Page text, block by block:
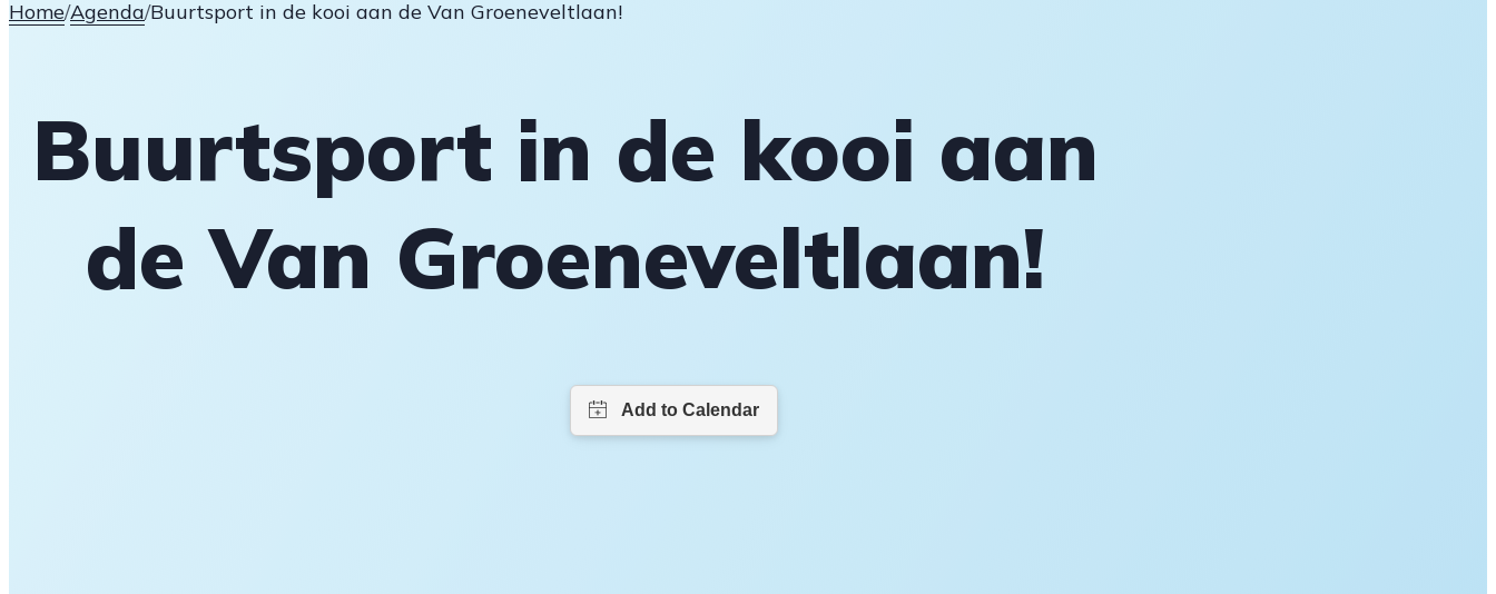
Home/Agenda/Buurtsport in de kooi aan de Van Groeneveltlaan!
Buurtsport in de kooi aan
de Van Groeneveltlaan!